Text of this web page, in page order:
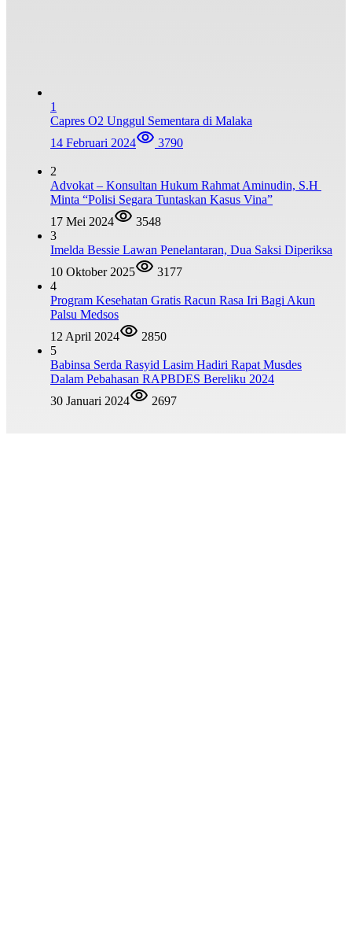
1
Capres O2 Unggul Sementara di Malaka
14 Februari 2024
3790
2
Advokat – Konsultan Hukum Rahmat Aminudin, S.H
Minta “Polisi Segara Tuntaskan Kasus Vina”
17 Mei 2024
3548
3
Imelda Bessie Lawan Penelantaran, Dua Saksi Diperiksa
10 Oktober 2025
3177
4
Program Kesehatan Gratis Racun Rasa Iri Bagi Akun
Palsu Medsos
12 April 2024
2850
5
Babinsa Serda Rasyid Lasim Hadiri Rapat Musdes
Dalam Pebahasan RAPBDES Bereliku 2024
30 Januari 2024
2697